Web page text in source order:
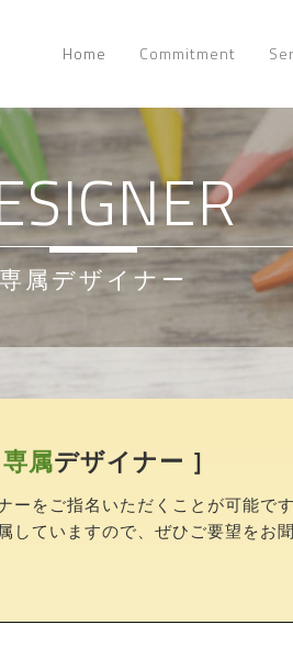
Home Commitment
専属デザイナー
専属デザイナー ］
ーをご指名いただくことが可能です
ていますので、ぜひご要望をお聞